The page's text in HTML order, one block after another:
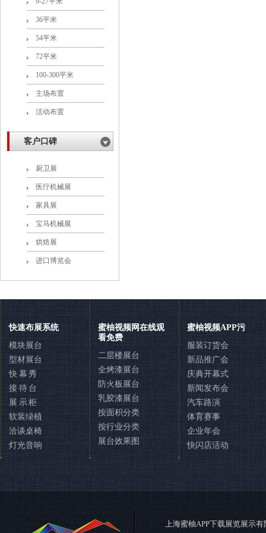
36平米
54平米
72平米
100-300平米
主场布置
活动布置
客户口碑
厨卫展
医疗机械展
家具展
宝马机械展
烘焙展
进口博览会
在线咨询
快速布展系统
模块展台
型材展台
快 幕 秀
接 待 台
展 示 柜
软装绿植
洽谈桌椅
灯光音响
蜜柚视频网在线观
看免费
二层楼展台
全烤漆展台
防火板展台
乳胶漆展台
按面积分类
按行业分类
展台效果图
蜜柚视频APP污
服装订货会
新品推广会
庆典开幕式
新闻发布会
汽车路演
体育赛事
企业年会
快闪店活动
上海蜜柚APP下载展览展示